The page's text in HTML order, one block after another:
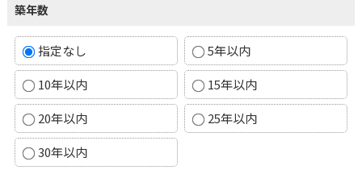
築年数
指定なし
5年以内
10年以内
15年以内
20年以内
25年以内
30年以内